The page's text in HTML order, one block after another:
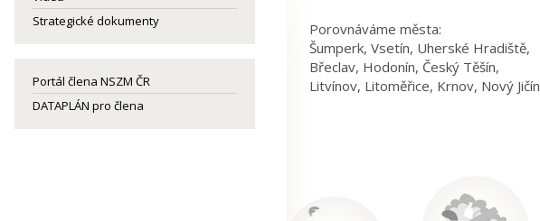
Strategické dokumenty
Portál člena NSZM ČR
DATAPLÁN pro člena
Porovnáváme města:
Šumperk, Vsetín, Uherské Hradiště,
Břeclav, Hodonín, Český Těšín,
Litvínov, Litoměřice, Krnov, Nový Jičín